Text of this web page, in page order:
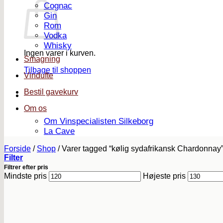
Ingen varer i kurven.
Tilbage til shoppen
Cognac
Gin
Rom
Vodka
Whisky
Smagning
Vindufte
Bestil gavekurv
Om os
Om Vinspecialisten Silkeborg
La Cave
Forside / Shop /Varer tagged “kølig sydafrikansk Chardonnay”
Filter
Filtrer efter pris
Mindste pris Højeste pris